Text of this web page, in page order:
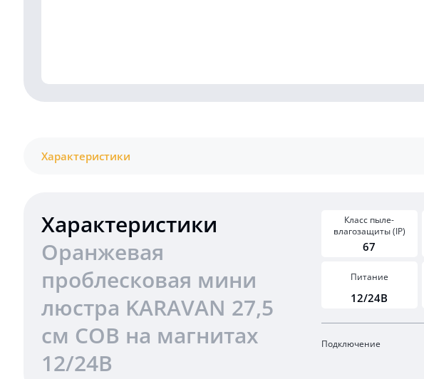
Характеристики
Характеристики
Оранжевая
проблесковая мини
люстра KARAVAN 27,5
см COB на магнитах
12/24В
Класс пыле-
влагозащиты (IP)
67
Питание
12/24В
Подключение